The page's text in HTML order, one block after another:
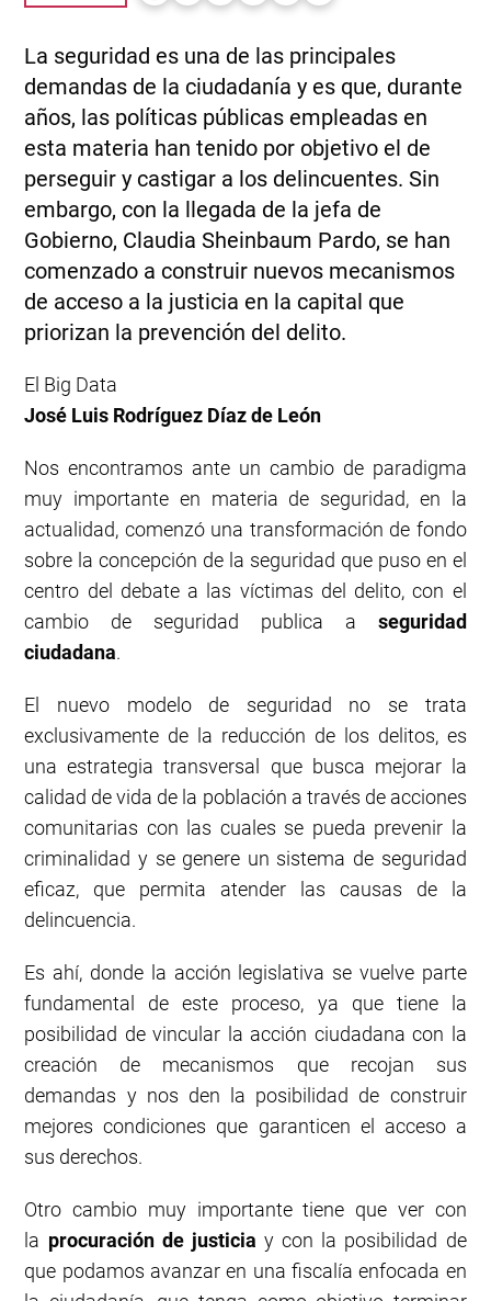
La seguridad es una de las principales
demandas de la ciudadanía y es que, durante
años, las políticas públicas empleadas en
esta materia han tenido por objetivo el de
perseguir y castigar a los delincuentes. Sin
embargo, con la llegada de la jefa de
Gobierno, Claudia Sheinbaum Pardo, se han
comenzado a construir nuevos mecanismos
de acceso a la justicia en la capital que
priorizan la prevención del delito.
El Big Data
José Luis Rodríguez Díaz de León
Nos encontramos ante un cambio de paradigma
muy importante en materia de seguridad, en la
actualidad, comenzó una transformación de fondo
sobre la concepción de la seguridad que puso en el
centro del debate a las víctimas del delito, con el
cambio de seguridad publica a seguridad
ciudadana.
El nuevo modelo de seguridad no se trata
exclusivamente de la reducción de los delitos, es
una estrategia transversal que busca mejorar la
calidad de vida de la población a través de acciones
comunitarias con las cuales se pueda prevenir la
criminalidad y se genere un sistema de seguridad
eficaz, que permita atender las causas de la
delincuencia.
Es ahí, donde la acción legislativa se vuelve parte
fundamental de este proceso, ya que tiene la
posibilidad de vincular la acción ciudadana con la
creación de mecanismos que recojan sus
demandas y nos den la posibilidad de construir
mejores condiciones que garanticen el acceso a
sus derechos.
Otro cambio muy importante tiene que ver con
la procuración de justicia y con la posibilidad de
que podamos avanzar en una fiscalía enfocada en